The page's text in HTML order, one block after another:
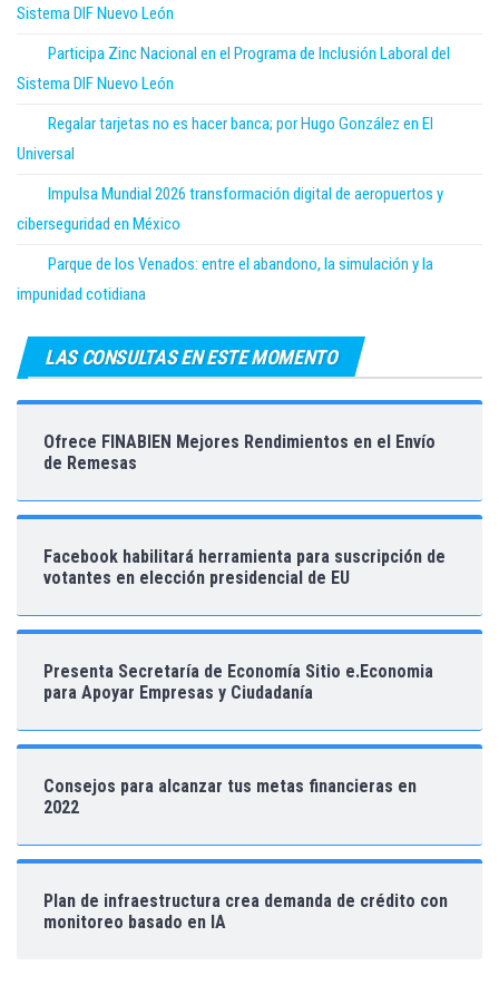
Sistema DIF Nuevo León
Participa Zinc Nacional en el Programa de Inclusión Laboral del
Sistema DIF Nuevo León
Regalar tarjetas no es hacer banca; por Hugo González en El
Universal
Impulsa Mundial 2026 transformación digital de aeropuertos y
ciberseguridad en México
Parque de los Venados: entre el abandono, la simulación y la
impunidad cotidiana
LAS CONSULTAS EN ESTE MOMENTO
Ofrece FINABIEN Mejores Rendimientos en el Envío
de Remesas
Facebook habilitará herramienta para suscripción de
votantes en elección presidencial de EU
Presenta Secretaría de Economía Sitio e.Economia
para Apoyar Empresas y Ciudadanía
Consejos para alcanzar tus metas financieras en
2022
Plan de infraestructura crea demanda de crédito con
monitoreo basado en IA